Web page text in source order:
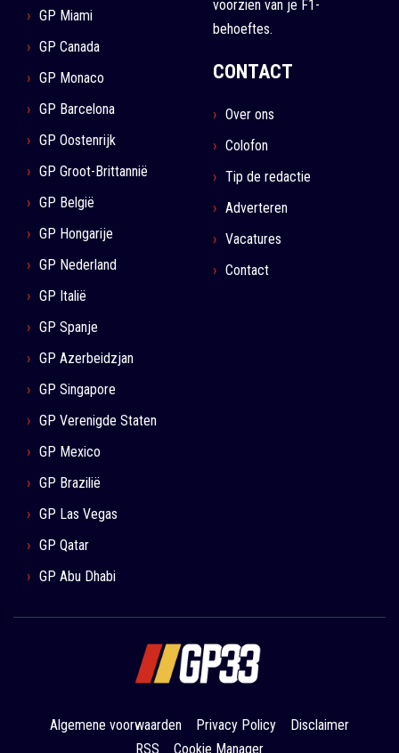
GP Miami
GP Canada
GP Monaco
GP Barcelona
GP Oostenrijk
GP Groot-Brittannië
GP België
GP Hongarije
GP Nederland
GP Italië
GP Spanje
GP Azerbeidzjan
GP Singapore
GP Verenigde Staten
GP Mexico
GP Brazilië
GP Las Vegas
GP Qatar
GP Abu Dhabi
voorzien van je F1-
behoeftes.
CONTACT
Over ons
Colofon
Tip de redactie
Adverteren
Vacatures
Contact
Algemene voorwaarden Privacy Policy
Disclaimer
RSS
Cookie Manager